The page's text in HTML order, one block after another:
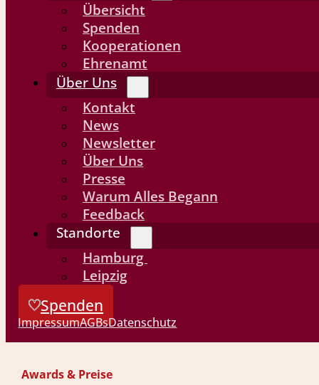
Übersicht
Spenden
Kooperationen
Ehrenamt
Über Uns
Kontakt
News
Newsletter
Über Uns
Presse
Warum Alles Begann
Feedback
Standorte
Hamburg
Leipzig
Spenden
ImpressumAGBsDatenschutz
Awards & Preise